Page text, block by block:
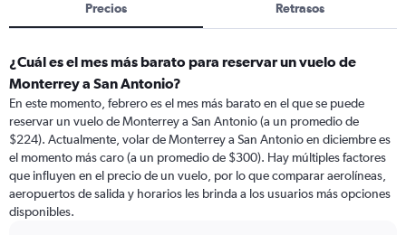
Precios Retrasos
¿Cuál es el mes más barato para reservar un vuelo de
Monterrey a San Antonio?
En este momento, febrero es el mes más barato en el que se puede
reservar un vuelo de Monterrey a San Antonio (a un promedio de
$224). Actualmente, volar de Monterrey a San Antonio en diciembre es
el momento más caro (a un promedio de $300). Hay múltiples factores
que influyen en el precio de un vuelo, por lo que comparar aerolíneas,
aeropuertos de salida y horarios les brinda a los usuarios más opciones
disponibles.